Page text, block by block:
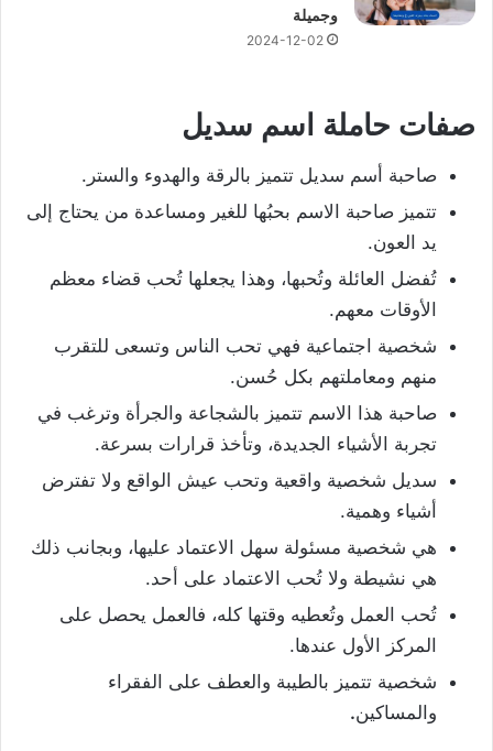
وجميلة
2024-12-02
صفات حاملة اسم سديل
صاحبة أسم سديل تتميز بالرقة والهدوء والستر.
تتميز صاحبة الاسم بحبُها للغير ومساعدة من يحتاج إلى
يد العون.
تُفضل العائلة وتُحبها، وهذا يجعلها تُحب قضاء معظم
الأوقات معهم.
شخصية اجتماعية فهي تحب الناس وتسعى للتقرب
منهم ومعاملتهم بكل حُسن.
صاحبة هذا الاسم تتميز بالشجاعة والجرأة وترغب في
تجربة الأشياء الجديدة، وتأخذ قرارات بسرعة.
سديل شخصية واقعية وتحب عيش الواقع ولا تفترض
أشياء وهمية.
هي شخصية مسئولة سهل الاعتماد عليها، وبجانب ذلك
هي نشيطة ولا تُحب الاعتماد على أحد.
تُحب العمل وتُعطيه وقتها كله، فالعمل يحصل على
المركز الأول عندها.
شخصية تتميز بالطيبة والعطف على الفقراء
والمساكين.